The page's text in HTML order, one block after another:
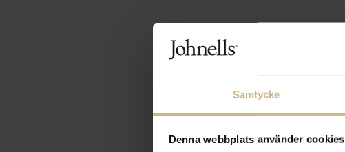
Samtycke
Denna webbplats använder cookies